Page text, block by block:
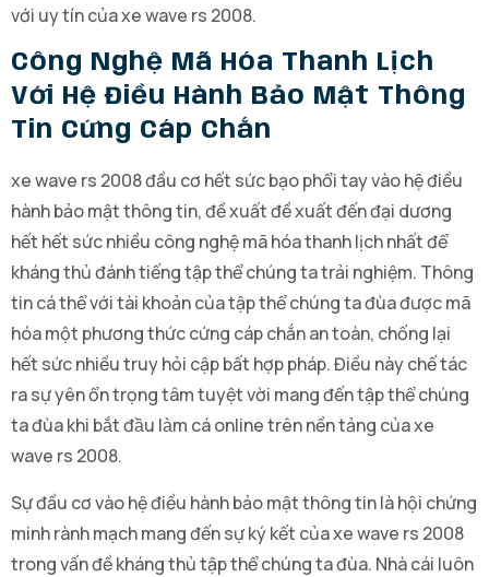
với uy tín của xe wave rs 2008.
Công Nghệ Mã Hóa Thanh Lịch
Với Hệ Điều Hành Bảo Mật Thông
Tin Cứng Cáp Chắn
xe wave rs 2008 đầu cơ hết sức bạo phổi tay vào hệ điều
hành bảo mật thông tin, đề xuất đề xuất đến đại dương
hết hết sức nhiều công nghệ mã hóa thanh lịch nhất để
kháng thủ đánh tiếng tập thể chúng ta trải nghiệm. Thông
tin cá thể với tài khoản của tập thể chúng ta đùa được mã
hóa một phương thức cứng cáp chắn an toàn, chống lại
hết sức nhiều truy hỏi cập bất hợp pháp. Điều này chế tác
ra sự yên ổn trọng tâm tuyệt vời mang đến tập thể chúng
ta đùa khi bắt đầu làm cá online trên nền tảng của xe
wave rs 2008.
Sự đầu cơ vào hệ điều hành bảo mật thông tin là hội chứng
minh rành mạch mang đến sự ký kết của xe wave rs 2008
trong vấn đề kháng thủ tập thể chúng ta đùa. Nhà cái luôn